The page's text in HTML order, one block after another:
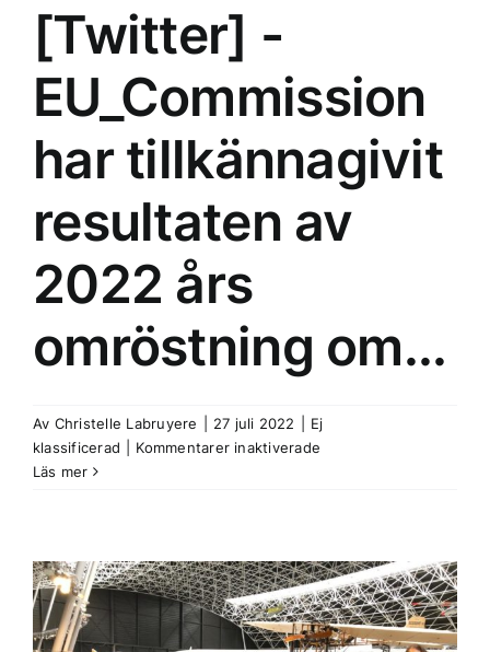
[Twitter] -
EU_Commission
har tillkännagivit
resultaten av
2022 års
omröstning om...
Av Christelle Labruyere 27 juli 2022
Ej
klassificerad
Kommentarer inaktiverade
announced
the
results
of
Läs mer